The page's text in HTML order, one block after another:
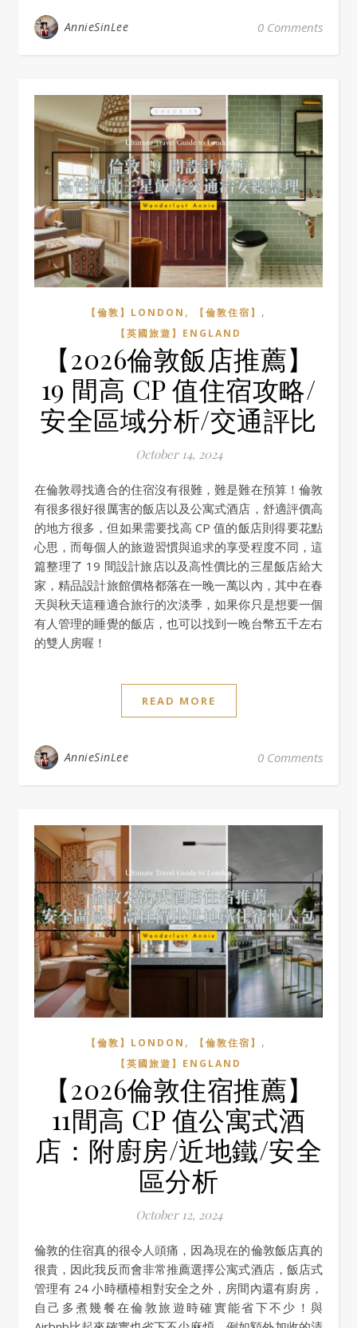
AnnieSinLee 0 Comments
【倫敦】LONDON , 【倫敦住宿】 ,
【英國旅遊】ENGLAND
【2026倫敦飯店推薦】
19 間高 CP 值住宿攻略/
安全區域分析/交通評比
October 14, 2024
在倫敦尋找適合的住宿沒有很難，難是難在預算！倫敦
有很多很好很厲害的飯店以及公寓式酒店，舒適評價高
的地方很多，但如果需要找高 CP 值的飯店則得要花點
心思，而每個人的旅遊習慣與追求的享受程度不同，這
篇整理了 19 間設計旅店以及高性價比的三星飯店給大
家，精品設計旅館價格都落在一晚一萬以內，其中在春
天與秋天這種適合旅行的次淡季，如果你只是想要一個
有人管理的睡覺的飯店，也可以找到一晚台幣五千左右
的雙人房喔！
READ MORE
AnnieSinLee 0 Comments
【倫敦】LONDON , 【倫敦住宿】 ,
【英國旅遊】ENGLAND
【2026倫敦住宿推薦】
11間高 CP 值公寓式酒
店：附廚房/近地鐵/安全
區分析
October 12, 2024
倫敦的住宿真的很令人頭痛，因為現在的倫敦飯店真的
很貴，因此我反而會非常推薦選擇公寓式酒店，飯店式
管理有 24 小時櫃檯相對安全之外，房間內還有廚房，
自己多煮幾餐在倫敦旅遊時確實能省下不少！與